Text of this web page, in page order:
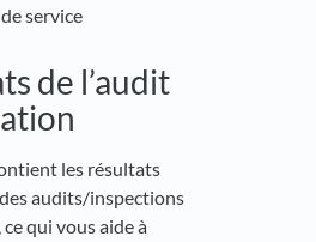
service
de l’audit
les résultats
audits/inspections
qui vous aide à